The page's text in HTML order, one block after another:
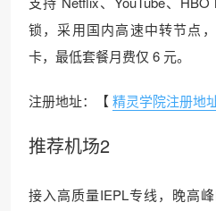
锁，采用国内高速中转节点
卡，最低套餐月费仅 6 元。
注册地址：【精灵学院注册地
推荐机场2
接入高质量IEPL专线，晚高